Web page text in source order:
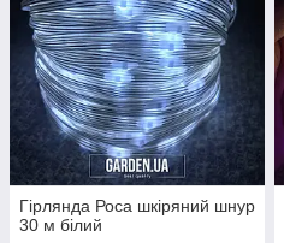
Гірлянда Роса шкіряний шнур
30 м білий